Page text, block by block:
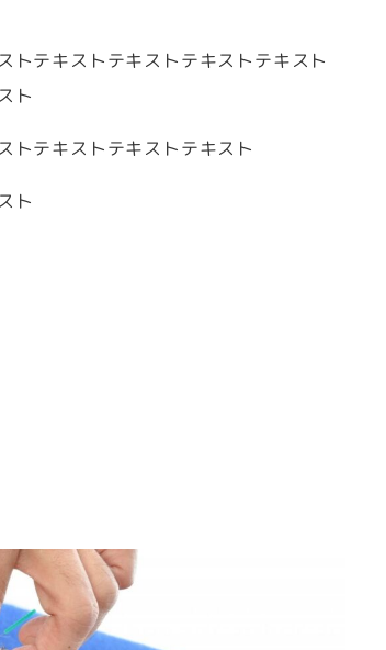
トテキストテキストテキストテキスト
ト
トテキストテキストテキスト
ト